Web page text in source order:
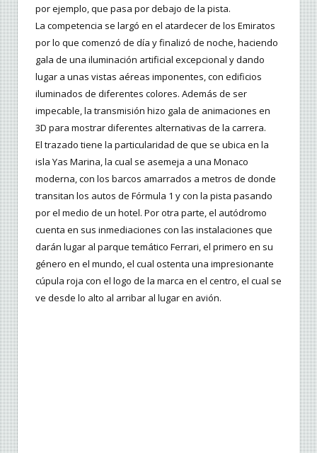
por ejemplo, que pasa por debajo de la pista.
La competencia se largó en el atardecer de los Emiratos
por lo que comenzó de día y finalizó de noche, haciendo
gala de una iluminación artificial excepcional y dando
lugar a unas vistas aéreas imponentes, con edificios
iluminados de diferentes colores. Además de ser
impecable, la transmisión hizo gala de animaciones en
3D para mostrar diferentes alternativas de la carrera.
El trazado tiene la particularidad de que se ubica en la
isla Yas Marina, la cual se asemeja a una Monaco
moderna, con los barcos amarrados a metros de donde
transitan los autos de Fórmula 1 y con la pista pasando
por el medio de un hotel. Por otra parte, el autódromo
cuenta en sus inmediaciones con las instalaciones que
darán lugar al parque temático Ferrari, el primero en su
género en el mundo, el cual ostenta una impresionante
cúpula roja con el logo de la marca en el centro, el cual se
ve desde lo alto al arribar al lugar en avión.